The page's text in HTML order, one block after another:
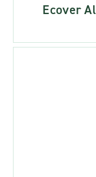
Ecover